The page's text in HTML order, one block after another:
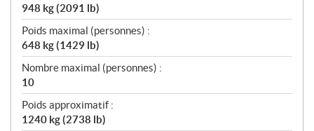
948 kg (2091 lb)
Poids maximal (personnes) :
648 kg (1429 lb)
Nombre maximal (personnes) :
10
Poids approximatif :
1240 kg (2738 lb)